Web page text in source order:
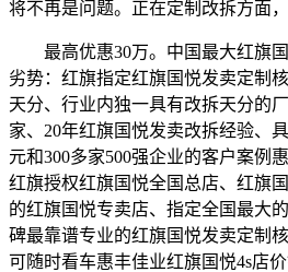
将不再是问题。正在定制改拆方面，
最高优惠30万。中国最大红旗国
劣势：红旗指定红旗国悦发卖定制
天分、行业内独一具有改拆天分的
家、20年红旗国悦发卖改拆经验、
元和300多家500强企业的客户案例
红旗授权红旗国悦全国总店、红旗
的红旗国悦专卖店、指定全国最大
碑最靠谱专业的红旗国悦发卖定制
可随时看车惠丰佳业红旗国悦4s店